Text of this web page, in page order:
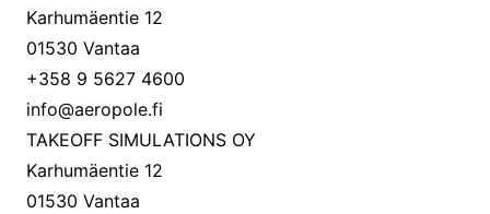
Karhumäentie 12
01530 Vantaa
+358 9 5627 4600
info@aeropole.fi
TAKEOFF SIMULATIONS OY
Karhumäentie 12
01530 Vantaa